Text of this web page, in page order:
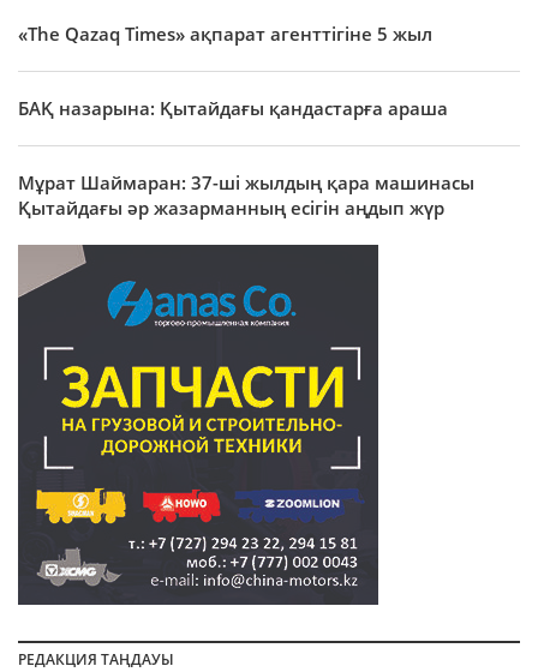
«The Qazaq Times» ақпарат агенттігіне 5 жыл
БАҚ назарына: Қытайдағы қандастарға араша
Мұрат Шаймаран: 37-ші жылдың қара машинасы
Қытайдағы әр жазарманның есігін аңдып жүр
РЕДАКЦИЯ ТАҢДАУЫ